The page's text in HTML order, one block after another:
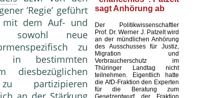
’Regie’ geführt
dem Auf- und
sowohl neue
zu
in bestimmten
partizipieren
sagt Anhörung ab
Der Politikwissenschaftler
Prof. Dr. Werner J. Patzelt wird
an der mündlichen Anhörung
des Ausschusses für Justiz,
Migration und
Verbraucherschutz im
Thüringer Landtag nicht
teilnehmen. Eigentlich hatte
die AfD-Fraktion den Experten
für die Beratung zum
Gesetzentwurf der Fraktion